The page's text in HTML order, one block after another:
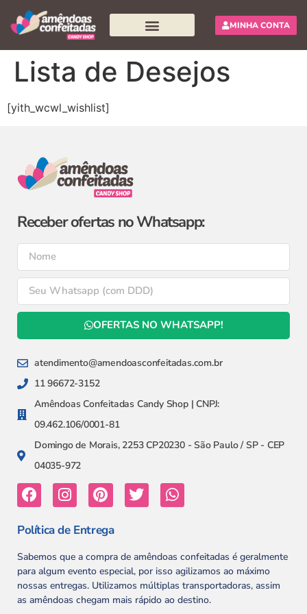
MINHA CONTA
Lista de Desejos
[yith_wcwl_wishlist]
Receber ofertas no Whatsapp:
OFERTAS NO WHATSAPP!
atendimento@amendoasconfeitadas.com.br
11 96672-3152
Amêndoas Confeitadas Candy Shop | CNPJ:
09.462.106/0001-81
Domingo de Morais, 2253 CP20230 - São Paulo / SP - CEP
04035-972
Política de Entrega
Sabemos que a compra de amêndoas confeitadas é geralmente
para algum evento especial, por isso agilizamos ao máximo
nossas entregas. Utilizamos múltiplas transportadoras, assim
as amêndoas chegam mais rápido ao destino.